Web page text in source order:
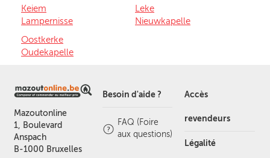
Keiem
Lampernisse
Leke
Nieuwkapelle
Oostkerke
Oudekapelle
Mazoutonline
1, Boulevard
Anspach
B-1000 Bruxelles
Besoin d'aide ?
FAQ (Foire
aux questions)
Accès
revendeurs
Légalité